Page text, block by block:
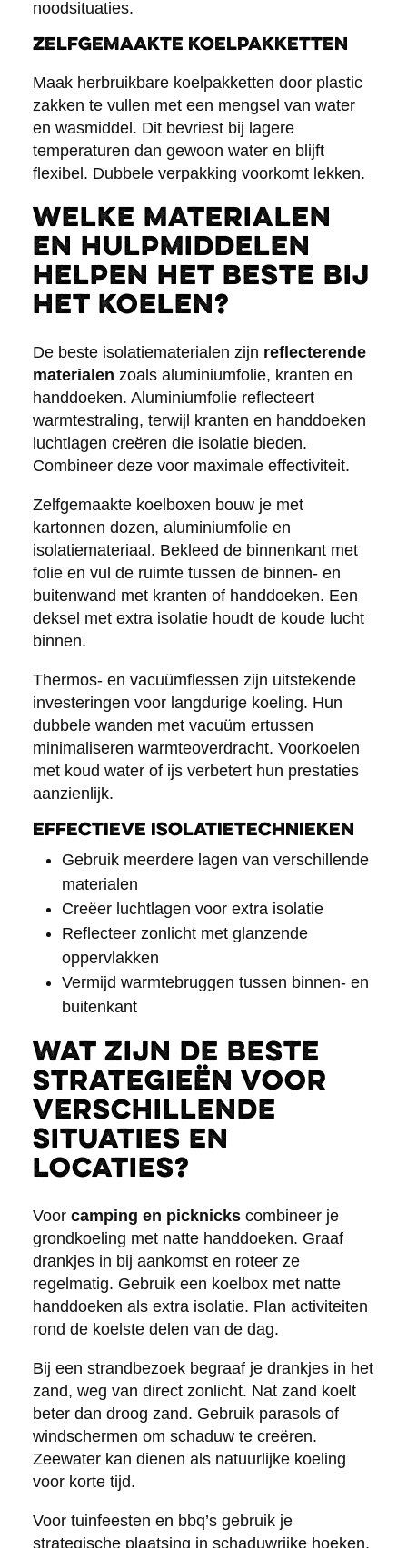
noodsituaties.
Zelfgemaakte koelpakketten
Maak herbruikbare koelpakketten door plastic
zakken te vullen met een mengsel van water
en wasmiddel. Dit bevriest bij lagere
temperaturen dan gewoon water en blijft
flexibel. Dubbele verpakking voorkomt lekken.
Welke materialen
en hulpmiddelen
helpen het beste bij
het koelen?
De beste isolatiematerialen zijn reflecterende
materialen zoals aluminiumfolie, kranten en
handdoeken. Aluminiumfolie reflecteert
warmtestraling, terwijl kranten en handdoeken
luchtlagen creëren die isolatie bieden.
Combineer deze voor maximale effectiviteit.
Zelfgemaakte koelboxen bouw je met
kartonnen dozen, aluminiumfolie en
isolatiemateriaal. Bekleed de binnenkant met
folie en vul de ruimte tussen de binnen- en
buitenwand met kranten of handdoeken. Een
deksel met extra isolatie houdt de koude lucht
binnen.
Thermos- en vacuümflessen zijn uitstekende
investeringen voor langdurige koeling. Hun
dubbele wanden met vacuüm ertussen
minimaliseren warmteoverdracht. Voorkoelen
met koud water of ijs verbetert hun prestaties
aanzienlijk.
Effectieve isolatietechnieken
Gebruik meerdere lagen van verschillende
materialen
Creëer luchtlagen voor extra isolatie
Reflecteer zonlicht met glanzende
oppervlakken
Vermijd warmtebruggen tussen binnen- en
buitenkant
Wat zijn de beste
strategieën voor
verschillende
situaties en
locaties?
Voor camping en picknickscombineer je
grondkoeling met natte handdoeken. Graaf
drankjes in bij aankomst en roteer ze
regelmatig. Gebruik een koelbox met natte
handdoeken als extra isolatie. Plan activiteiten
rond de koelste delen van de dag.
Bij een strandbezoek begraaf je drankjes in het
zand, weg van direct zonlicht. Nat zand koelt
beter dan droog zand. Gebruik parasols of
windschermen om schaduw te creëren.
Zeewater kan dienen als natuurlijke koeling
voor korte tijd.
Voor tuinfeesten en bbq’s gebruik je
strategische plaatsing in schaduwrijke hoeken.